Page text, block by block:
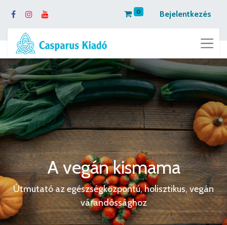
0 Bejelentkezés
A vegán kismama
Útmutató az egészségközpontú, holisztikus, vegán
várandóssághoz